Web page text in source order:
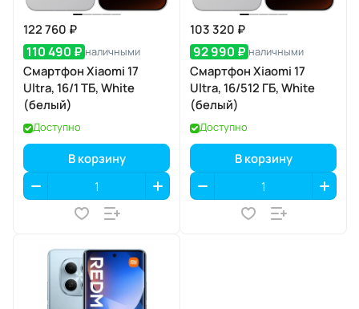
122 760 ₽
110 490 ₽ наличными
Смартфон Xiaomi 17
Ultra, 16/1 ТБ, White
(белый)
Доступно
В корзину
103 320 ₽
92 990 ₽ наличными
Смартфон Xiaomi 17
Ultra, 16/512 ГБ, White
(белый)
Доступно
В корзину